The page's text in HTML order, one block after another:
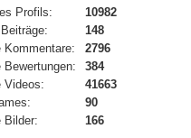
Profils:
10982
148
Kommentare:
2796
Bewertungen:
384
Videos:
41663
90
Bilder:
166